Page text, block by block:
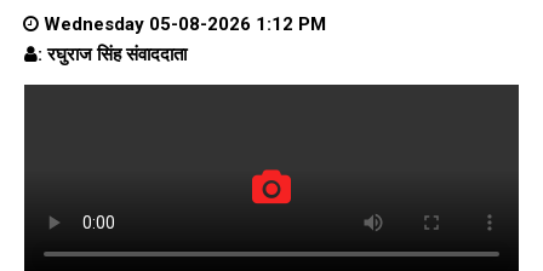
Wednesday 05-08-2026 1:12 PM
: रघुराज सिंह संवाददाता